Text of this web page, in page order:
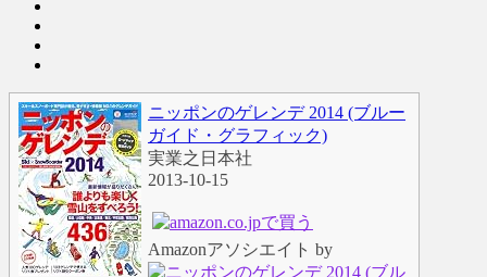
ニッポンのゲレンデ 2014 (ブルー
ガイド・グラフィック)
実業之日本社
2013-10-15
Amazonアソシエイト by